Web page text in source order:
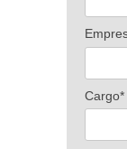
Cargo*